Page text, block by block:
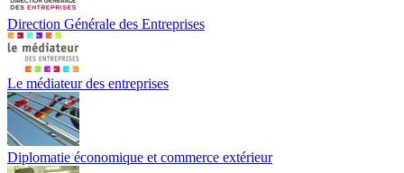
Direction Générale des Entreprises
Le médiateur des entreprises
Diplomatie économique et commerce extérieur